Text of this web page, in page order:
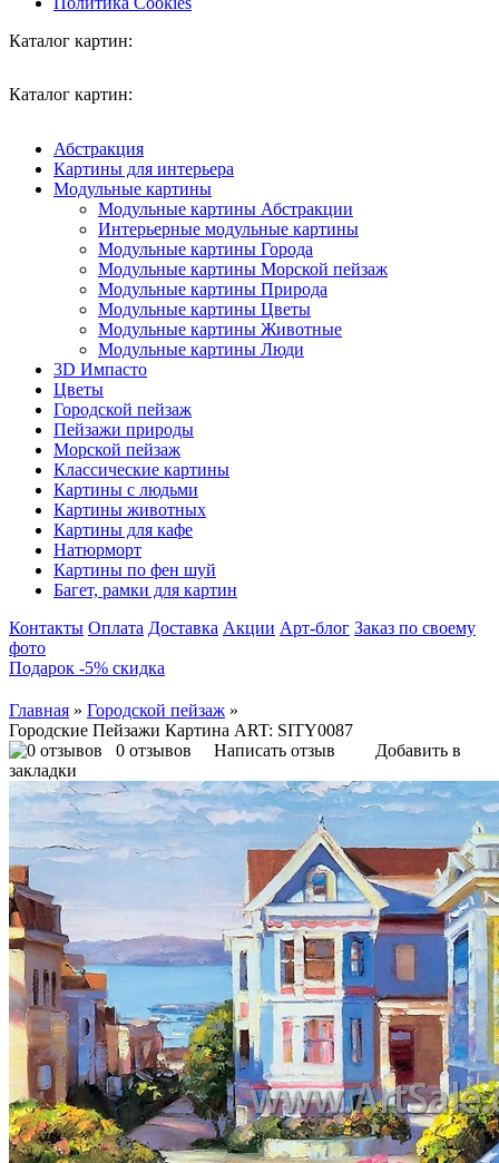
Каталог картин:
Каталог картин:
Абстракция
Картины для интерьера
Модульные картины
Модульные картины Абстракции
Интерьерные модульные картины
Модульные картины Города
Модульные картины Морской пейзаж
Модульные картины Природа
Модульные картины Цветы
Модульные картины Животные
Модульные картины Люди
3D Импасто
Цветы
Городской пейзаж
Пейзажи природы
Морской пейзаж
Классические картины
Картины с людьми
Картины животных
Картины для кафе
Натюрморт
Картины по фен шуй
Багет, рамки для картин
Контакты Оплата Доставка Акции Арт-блог Заказ по своему
фото
Подарок -5% скидка
Главная » Городской пейзаж »
Городские Пейзажи Картина ART: SITY0087
0 отзывов
Написать отзыв
Добавить в
закладки